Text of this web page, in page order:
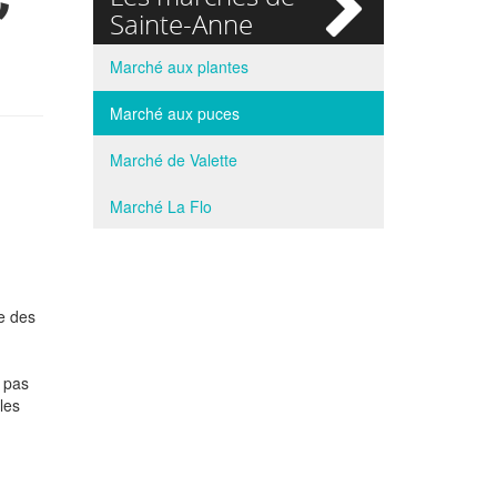
des
Sainte-Anne
Marché aux plantes
Marché aux puces
Marché de Valette
Marché La Flo